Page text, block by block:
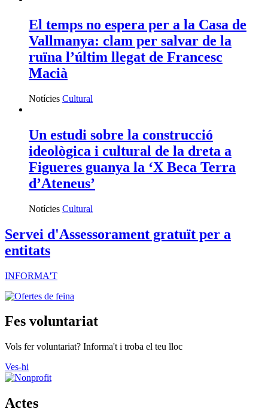
El temps no espera per a la Casa de
Vallmanya: clam per salvar de la
ruïna l’últim llegat de Francesc
Macià
Notícies Cultural
Un estudi sobre la construcció
ideològica i cultural de la dreta a
Figueres guanya la ‘X Beca Terra
d’Ateneus’
Notícies Cultural
Servei d'Assessorament gratuït per a
entitats
INFORMA'T
Fes voluntariat
Vols fer voluntariat? Informa't i troba el teu lloc
Ves-hi
Actes